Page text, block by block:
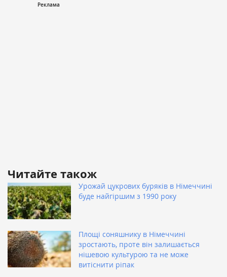
Читайте також
Урожай цукрових буряків в Німеччині
буде найгіршим з 1990 року
Площі соняшнику в Німеччині
зростають, проте він залишається
нішевою культурою та не може
витіснити ріпак